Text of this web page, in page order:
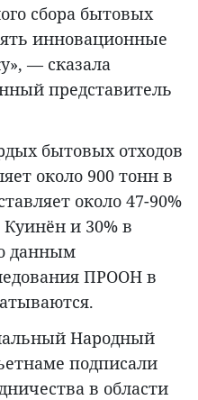
сбора бытовых
инновационные
— сказала
представитель
бытовых отходов
около 900 тонн в
около 47-90%
Куинён и 30% в
данным
ПРООН в
Народный
подписали
в области